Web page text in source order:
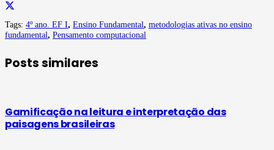
Tags: 4º ano. EF I, Ensino Fundamental, metodologias ativas no ensino
fundamental, Pensamento computacional
Posts similares
Gamificação na leitura e interpretação das
paisagens brasileiras